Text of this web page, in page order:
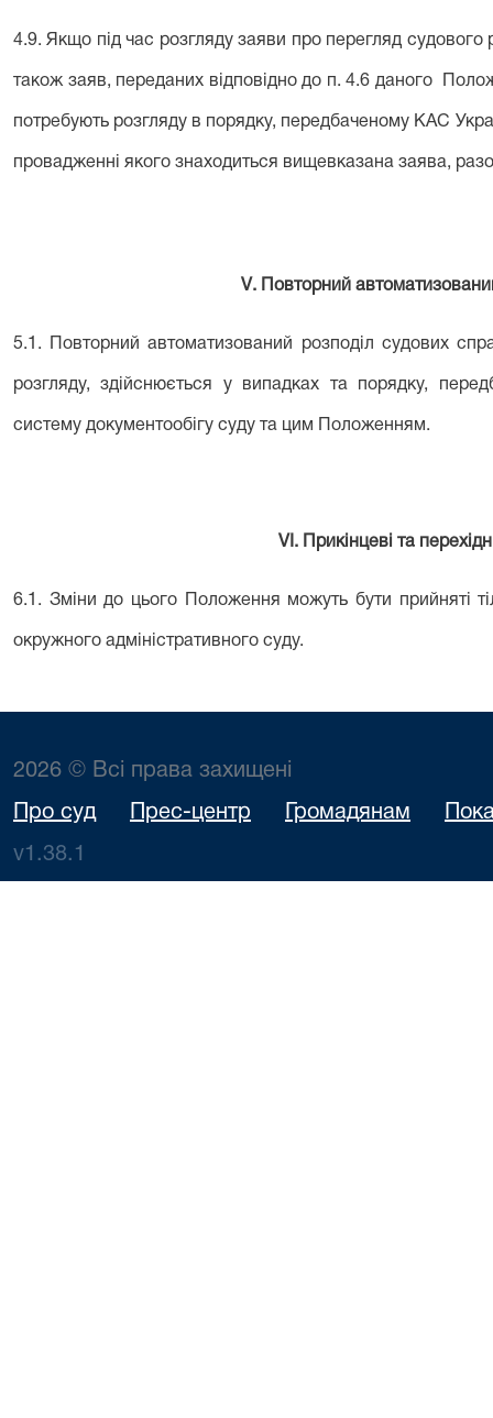
4.9. Якщо під час розгляду заяви про перегляд
також заяв, переданих відповідно до п. 4.6 даного
потребують розгляду в порядку, передбаченому КАС
провадженні якого знаходиться вищевказана заява,
V. Повторний
5.1. Повторний автоматизований розподіл судових
розгляду, здійснюється у випадках та порядку,
систему документообігу суду та цим Положенням.
V І. Прикінцеві та
6.1. Зміни до цього Положення можуть бути прийняті
окружного адміністративного суду.
2026 © Всі права захищені
Про суд Прес-центр Громадянам
v1.38.1